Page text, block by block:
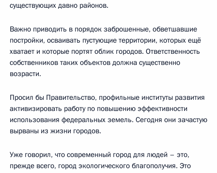
существующих давно районов.
Важно приводить в порядок заброшенные, обветшавшие
постройки, осваивать пустующие территории, которых ещё
хватает и которые портят облик городов. Ответственность
собственников таких объектов должна существенно
возрасти.
Просил бы Правительство, профильные институты развития
активизировать работу по повышению эффективности
использования федеральных земель. Сегодня они зачастую
вырваны из жизни городов.
Уже говорил, что современный город для людей – это,
прежде всего, город экологического благополучия. Это